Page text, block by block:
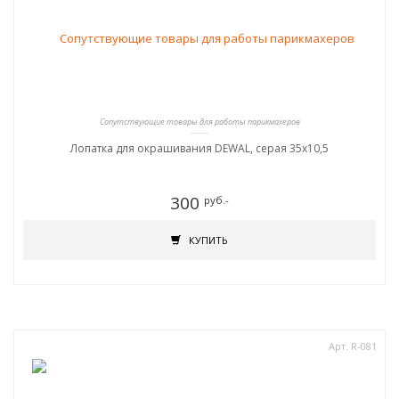
Сопутствующие товары для работы парикмахеров
Лопатка для окрашивания DEWAL, серая 35х10,5
300 руб.-
КУПИТЬ
Арт. R-081